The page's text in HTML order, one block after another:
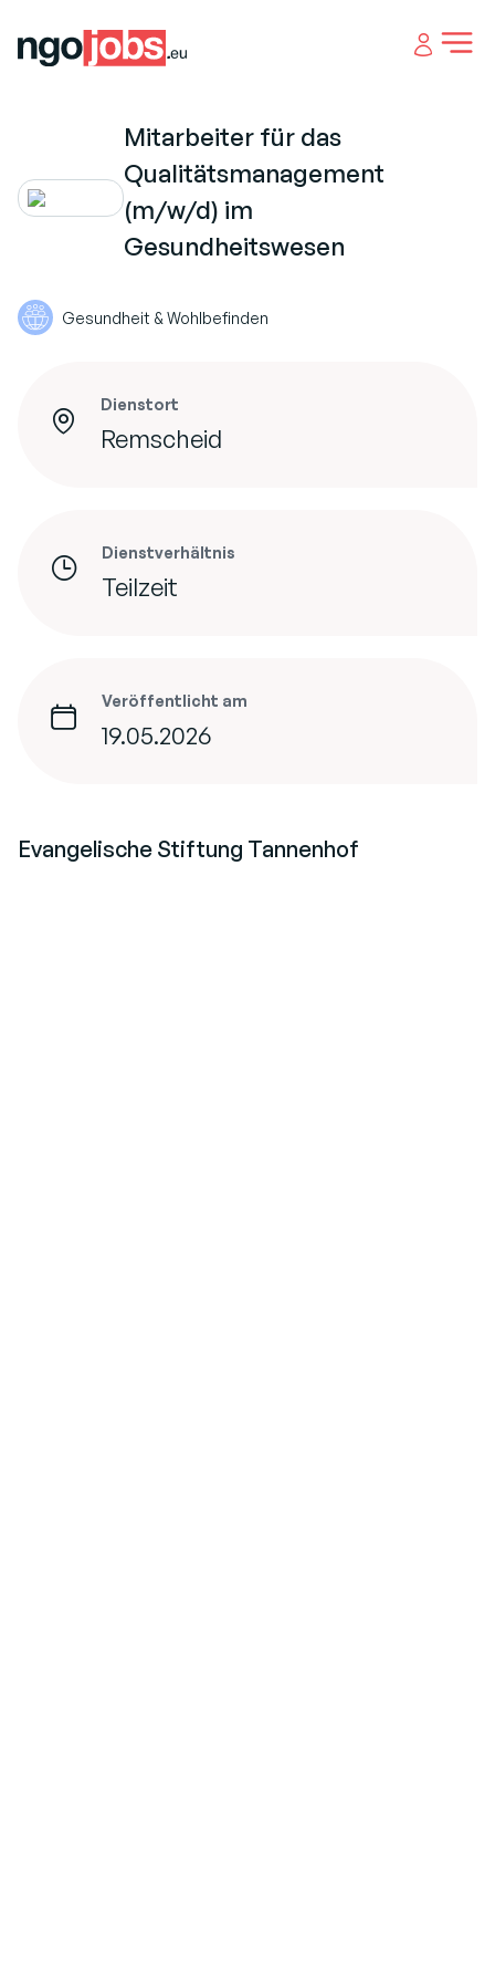
Open
Mitarbeiter für das
Qualitätsmanagement
(m/w/d) im
Gesundheitswesen
Gesundheit & Wohlbefinden
Dienstort
Remscheid
Dienstverhältnis
Teilzeit
Veröffentlicht am
19.05.2026
Evangelische Stiftung Tannenhof